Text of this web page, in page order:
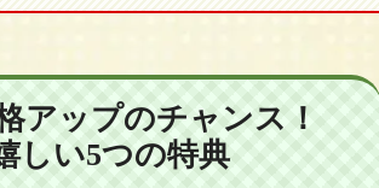
アップのチャンス！
しい5つの特典